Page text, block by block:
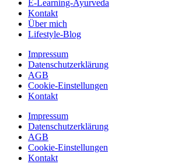
E-Learning-Ayurveda
Kontakt
Über mich
Lifestyle-Blog
Impressum
Datenschutzerklärung
AGB
Cookie-Einstellungen
Kontakt
Impressum
Datenschutzerklärung
AGB
Cookie-Einstellungen
Kontakt